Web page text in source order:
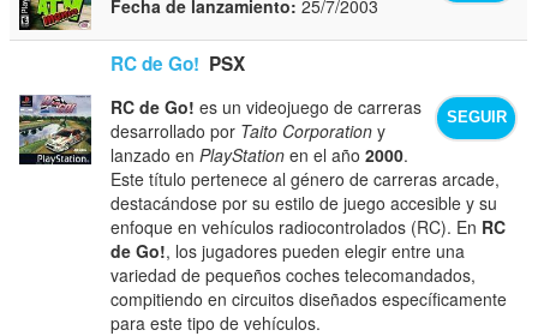
Fecha de lanzamiento: 25/7/2003
RC de Go! PSX
SEGUIR
RC de Go! es un videojuego de carreras
desarrollado por Taito Corporation y
lanzado enPlayStation en el año2000.
Este título pertenece al género de carreras arcade,
destacándose por su estilo de juego accesible y su
enfoque en vehículos radiocontrolados (RC). En RC
de Go!, los jugadores pueden elegir entre una
variedad de pequeños coches telecomandados,
compitiendo en circuitos diseñados específicamente
para este tipo de vehículos.